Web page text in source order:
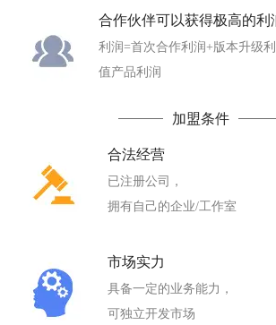
合作伙伴可以获得极高的利
利润=首次合作利润+版本升级
值产品利润
加盟条件
合法经营
已注册公司，
拥有自己的企业/工作室
市场实力
具备一定的业务能力，
可独立开发市场